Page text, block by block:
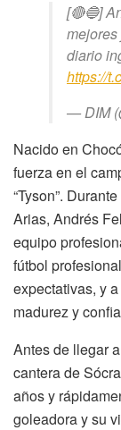
[🔴🔵]
diario
https://
— DIM
Nacido en
fuerza en el
“Tyson”.
Arias, Andrés
equipo
fútbol
expectativas, y
madurez y
Antes de llegar
cantera de
años y
goleadora y su